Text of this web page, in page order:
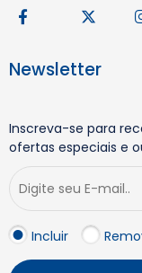
Newsletter
Inscreva-se para
ofertas especiais e
Incluir